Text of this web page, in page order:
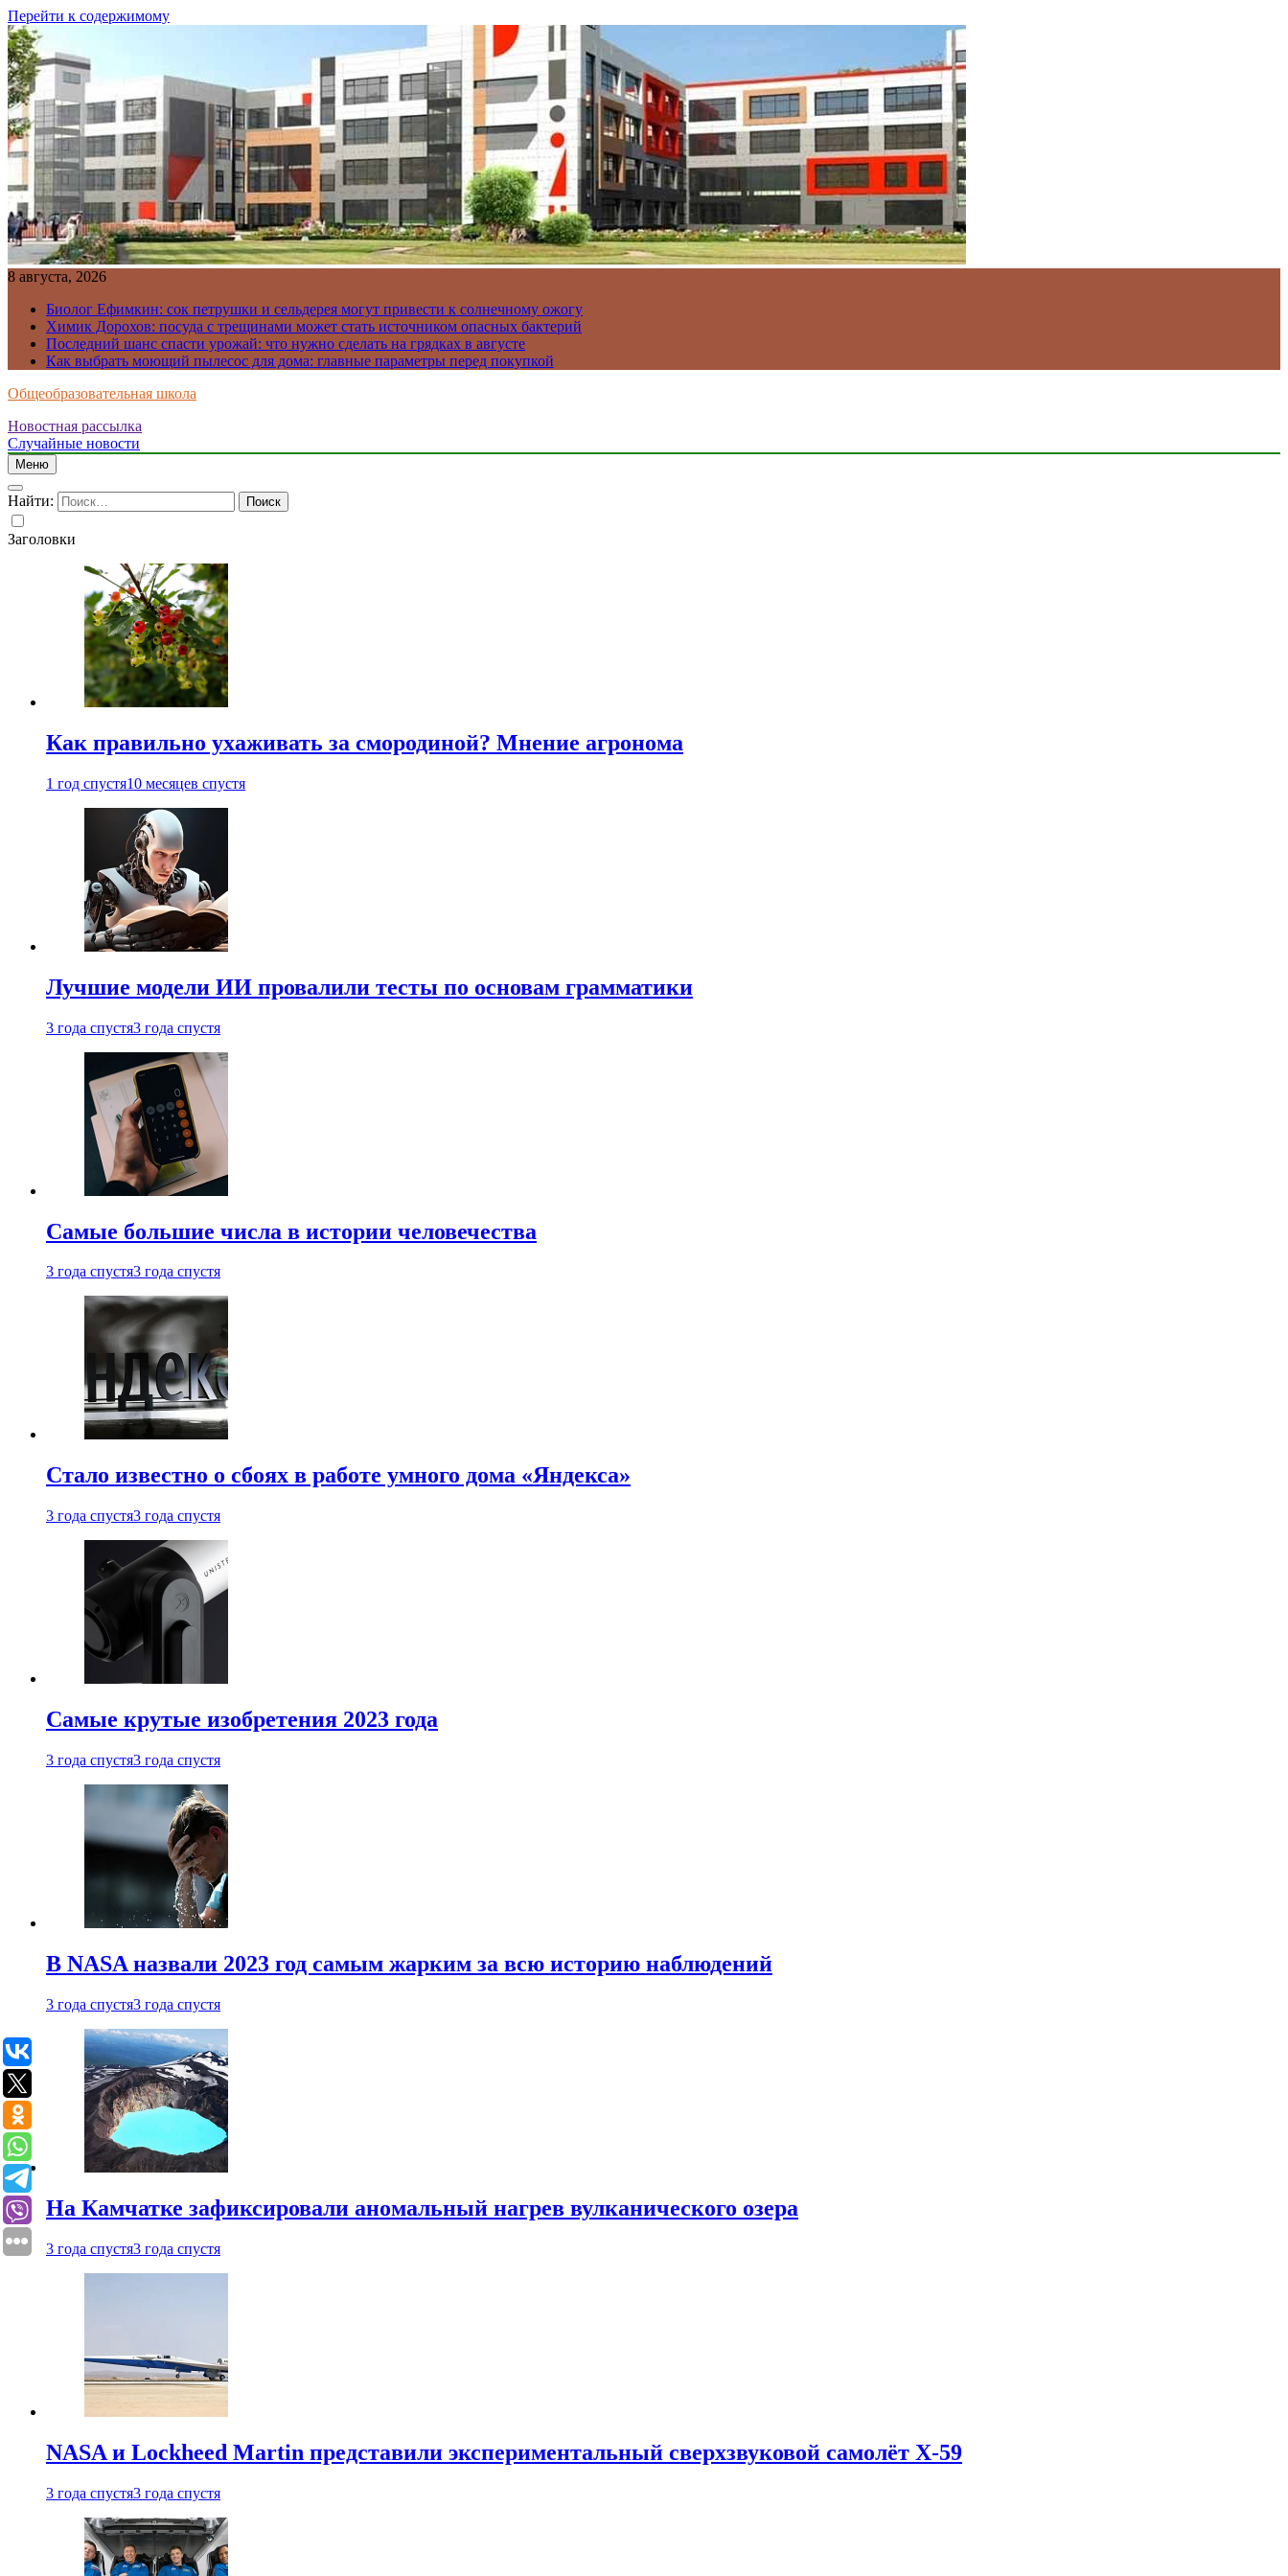
Перейти к содержимому
8 августа, 2026
Биолог Ефимкин: сок петрушки и сельдерея могут привести к солнечному ожогу
Химик Дорохов: посуда с трещинами может стать источником опасных бактерий
Последний шанс спасти урожай: что нужно сделать на грядках в августе
Как выбрать моющий пылесос для дома: главные параметры перед покупкой
Общеобразовательная школа
Новостная рассылка
Случайные новости
Меню
Найти:
Заголовки
Как правильно ухаживать за смородиной? Мнение агронома
1 год спустя10 месяцев спустя
Лучшие модели ИИ провалили тесты по основам грамматики
3 года спустя3 года спустя
Самые большие числа в истории человечества
3 года спустя3 года спустя
Стало известно о сбоях в работе умного дома «Яндекса»
3 года спустя3 года спустя
Самые крутые изобретения 2023 года
3 года спустя3 года спустя
В NASA назвали 2023 год самым жарким за всю историю наблюдений
3 года спустя3 года спустя
На Камчатке зафиксировали аномальный нагрев вулканического озера
3 года спустя3 года спустя
NASA и Lockheed Martin представили экспериментальный сверхзвуковой самолёт X-59
3 года спустя3 года спустя